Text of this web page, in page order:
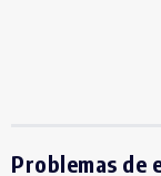
Problemas de